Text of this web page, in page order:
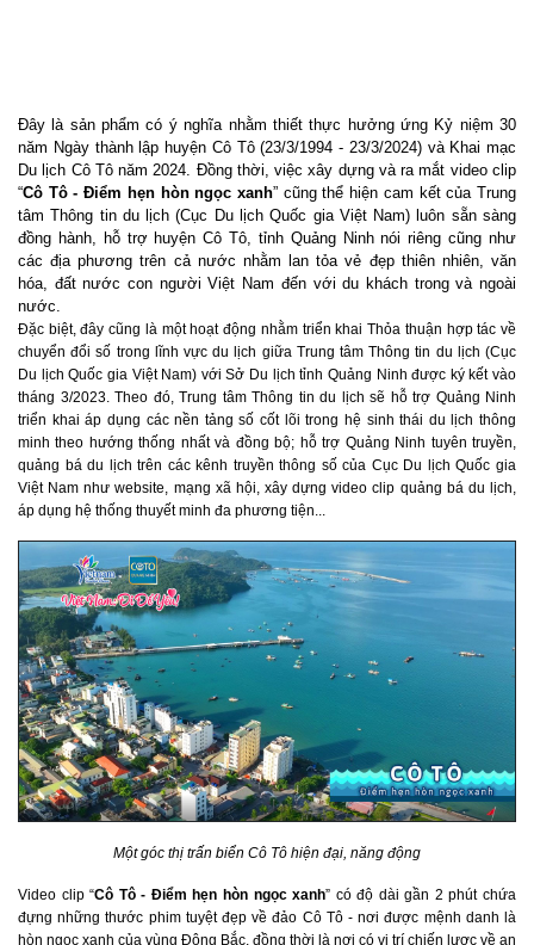
Đây là sản phẩm có ý nghĩa nhằm thiết thực hưởng ứng Kỷ niệm 30
năm Ngày thành lập huyện Cô Tô (23/3/1994 - 23/3/2024) và Khai mạc
Du lịch Cô Tô năm 2024. Đồng thời, việc xây dựng và ra mắt video clip
“Cô Tô - Điểm hẹn hòn ngọc xanh” cũng thể hiện cam kết của Trung
tâm Thông tin du lịch (Cục Du lịch Quốc gia Việt Nam) luôn sẵn sàng
đồng hành, hỗ trợ huyện Cô Tô, tỉnh Quảng Ninh nói riêng cũng như
các địa phương trên cả nước nhằm lan tỏa vẻ đẹp thiên nhiên, văn
hóa, đất nước con người Việt Nam đến với du khách trong và ngoài
nước.
Đặc biệt, đây cũng là một hoạt động nhằm triển khai Thỏa thuận hợp tác về
chuyển đổi số trong lĩnh vực du lịch giữa Trung tâm Thông tin du lịch (Cục
Du lịch Quốc gia Việt Nam) với Sở Du lịch tỉnh Quảng Ninh được ký kết vào
tháng 3/2023. Theo đó, Trung tâm Thông tin du lịch sẽ hỗ trợ Quảng Ninh
triển khai áp dụng các nền tảng số cốt lõi trong hệ sinh thái du lịch thông
minh theo hướng thống nhất và đồng bộ; hỗ trợ Quảng Ninh tuyên truyền,
quảng bá du lịch trên các kênh truyền thông số của Cục Du lịch Quốc gia
Việt Nam như website, mạng xã hội, xây dựng video clip quảng bá du lịch,
áp dụng hệ thống thuyết minh đa phương tiện...
Một góc thị trấn biển Cô Tô hiện đại, năng động
Video clip “Cô Tô - Điểm hẹn hòn ngọc xanh” có độ dài gần 2 phút chứa
đựng những thước phim tuyệt đẹp về đảo Cô Tô - nơi được mệnh danh là
hòn ngọc xanh của vùng Đông Bắc, đồng thời là nơi có vị trí chiến lược về an